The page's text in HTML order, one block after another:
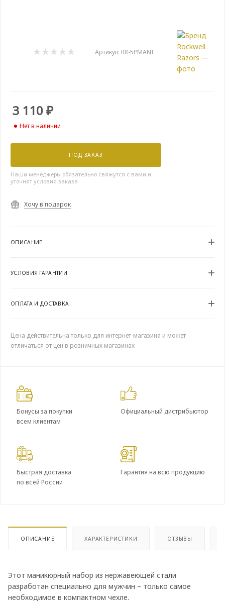
Артикул: RR-5PMANI
3 110₽
Нет в наличии
ПОД ЗАКАЗ
Наши менеджеры обязательно свяжутся с вами и
уточнят условия заказа
Хочу в подарок
ОПИСАНИЕ
УСЛОВИЯ ГАРАНТИИ
ОПЛАТА И ДОСТАВКА
Цена действительна только для интернет-магазина и может
отличаться от цен в розничных магазинах
Бонусы за покупки
всем клиентам
Официальный дистрибьютор
Быстрая доставка
по всей России
Гарантия на всю продукцию
ОПИСАНИЕ ХАРАКТЕРИСТИКИ ОТЗЫВЫ
Этот маникюрный набор из нержавеющей стали
разработан специально для мужчин – только самое
необходимое в компактном чехле.